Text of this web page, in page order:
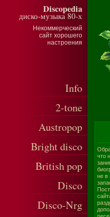
Discopedia
диско-музыка 80-х
Некоммерческий
сайт хорошего
настроения
Info
2-tone
Austropop
Bright disco
British pop
Disco
Disco-Nrg
что
не в